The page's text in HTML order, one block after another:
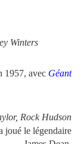
Winters
1957, avec Géant
Rock Hudson
joué le légendaire